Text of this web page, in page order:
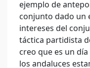
ejemplo de
conjunto dado un
intereses del
táctica partidista
creo que es un
los andaluces